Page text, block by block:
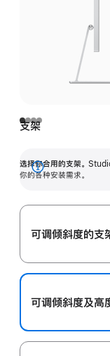
支架
选择你合用的支架。
你的各种安装需求。
展
可调倾斜度的支
可调倾斜度及高‍